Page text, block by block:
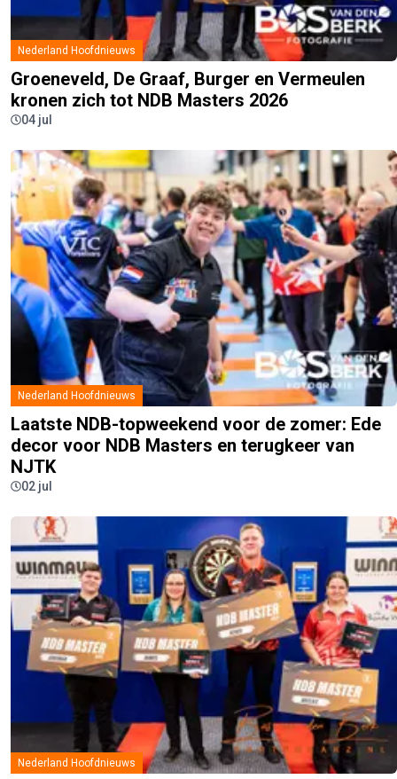
Nederland Hoofdnieuws
Groeneveld, De Graaf, Burger en Vermeulen
kronen zich tot NDB Masters 2026
04 jul
Nederland Hoofdnieuws
Laatste NDB-topweekend voor de zomer: Ede
decor voor NDB Masters en terugkeer van
NJTK
02 jul
Nederland Hoofdnieuws